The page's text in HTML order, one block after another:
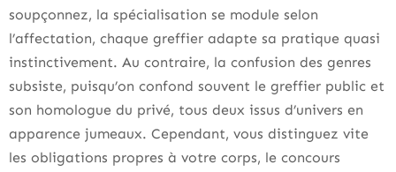
soupçonnez, la spécialisation se module selon
l’affectation, chaque greffier adapte sa pratique quasi
instinctivement. Au contraire, la confusion des genres
subsiste, puisqu’on confond souvent le greffier public et
son homologue du privé, tous deux issus d’univers en
apparence jumeaux. Cependant, vous distinguez vite
les obligations propres à votre corps, le concours